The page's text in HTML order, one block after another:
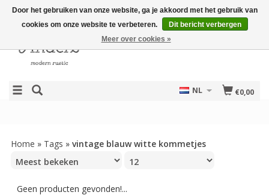
€0,00
NL
Home » Tags » vintage blauw witte kommetjes
Geen producten gevonden!...
Door het gebruiken van onze website, ga je akkoord met het gebruik van
cookies om onze website te verbeteren.
Dit bericht verbergen
Meer over cookies »